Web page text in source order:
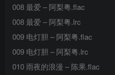
008 最爱 – 阿梨粤.flac
008 最爱 – 阿梨粤.lrc
009 电灯胆 – 阿梨粤.flac
009 电灯胆 – 阿梨粤.lrc
010 雨夜的浪漫 – 陈果.flac